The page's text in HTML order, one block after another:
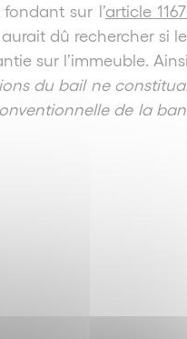
sur l’article
dû rechercher si
sur l’immeuble.
du bail ne
de la